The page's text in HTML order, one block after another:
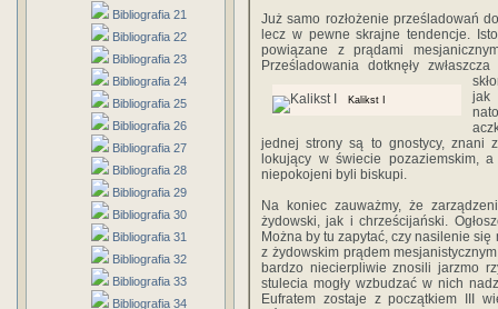
Bibliografia 21
Bibliografia 22
Bibliografia 23
Bibliografia 24
Bibliografia 25
Bibliografia 26
Bibliografia 27
Bibliografia 28
Bibliografia 29
Bibliografia 30
Bibliografia 31
Bibliografia 32
Bibliografia 33
Bibliografia 34
Już samo rozłożenie prześladowań
lecz w pewne skrajne tendencje.
powiązane z prądami
Prześladowania dotknęły
Kalikst I
jak
jednej strony są to gnostycy, znani
lokujący w świecie
niepokojeni byli biskupi.
Na koniec zauważmy, że
żydowski, jak i chrześcijański.
Można by tu zapytać, czy nasilenie
z żydowskim prądem
bardzo niecierpliwie znosili jarzmo
stulecia mogły wzbudzać w nich
Eufratem zostaje z początkiem III